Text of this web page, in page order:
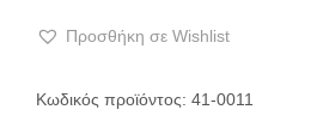
Προσθήκη σε Wishlist
Κωδικός προϊόντος: 41-0011